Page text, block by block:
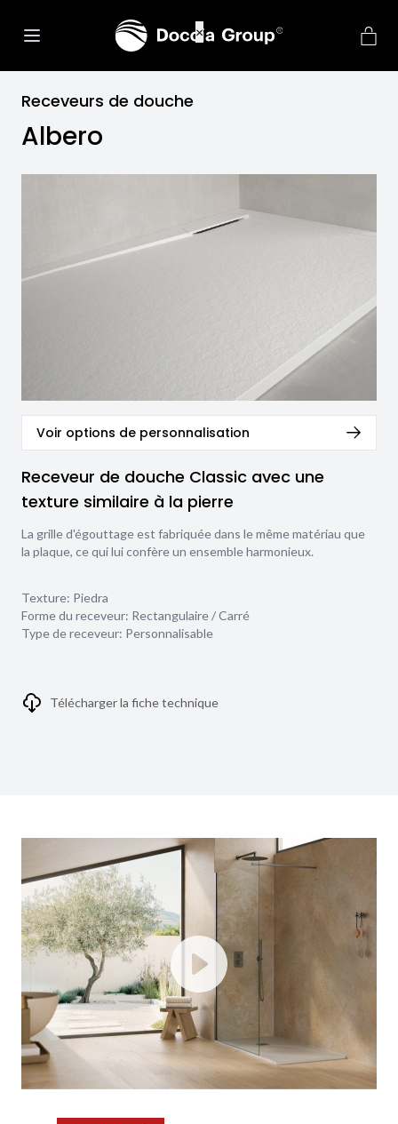
Receveurs de douche
Albero
Voir options de personnalisation
Receveur de douche Classic avec une
texture similaire à la pierre
La grille d'égouttage est fabriquée dans le même matériau que
la plaque, ce qui lui confère un ensemble harmonieux.
Texture: Piedra
Forme du receveur: Rectangulaire / Carré
Type de receveur: Personnalisable
Télécharger la fiche technique
×